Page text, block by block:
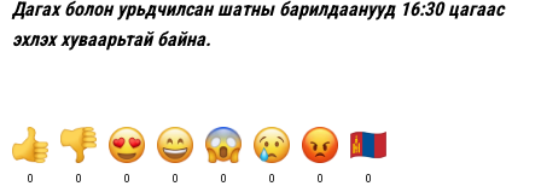
Дагах болон урьдчилсан шатны барилдаанууд 16:30 цагаас
эхлэх хуваарьтай байна.
0 0 0 0 0 0 0 0